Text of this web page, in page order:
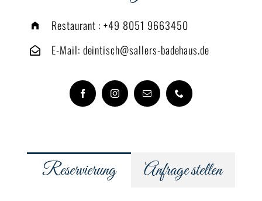
Restaurant :+49 8051 9663450
E-Mail: deintisch@sallers-badehaus.de
Reservierung Anfrage stellen